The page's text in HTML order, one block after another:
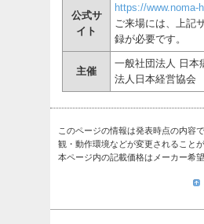
公式サ
イト
https://www.noma-
ご来場には、上記
録が必要です。
主催
一般社団法人 日本
法人日本経営協会
このページの情報は発表時点の内容
観・動作環境などが変更されることが
本ページ内の記載価格はメーカー希